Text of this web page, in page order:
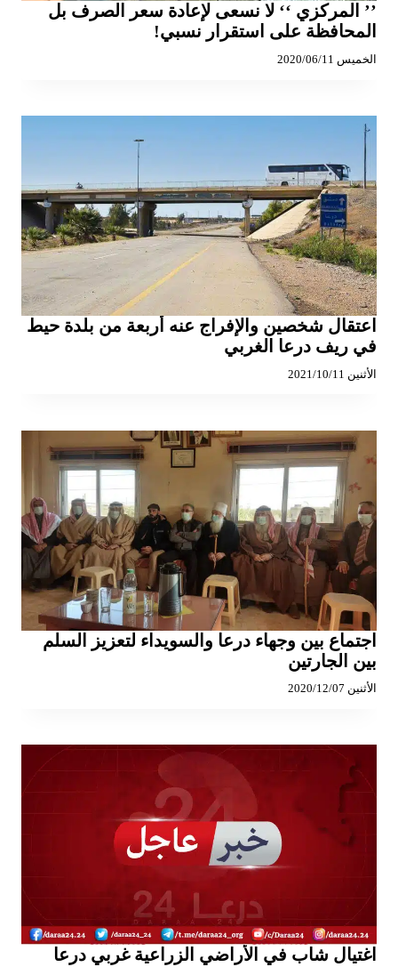
’’ المركزي ‘‘ لا نسعى لإعادة سعر الصرف بل
المحافظة على استقرار نسبي!
الخميس 2020/06/11
اعتقال شخصين والإفراج عنه أربعة من بلدة حيط
في ريف درعا الغربي
الأثنين 2021/10/11
اجتماع بين وجهاء درعا والسويداء لتعزيز السلم
بين الجارتين
الأثنين 2020/12/07
اغتيال شاب في الأراضي الزراعية غربي درعا